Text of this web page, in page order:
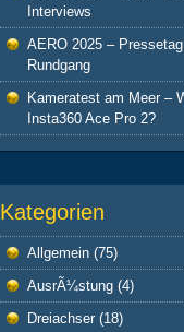
Interviews
AERO 2025 –
Rundgang
Kameratest am Meer –
Insta360 Ace Pro 2?
Kategorien
Allgemein (75)
AusrÃ¼stung (4)
Dreiachser (18)